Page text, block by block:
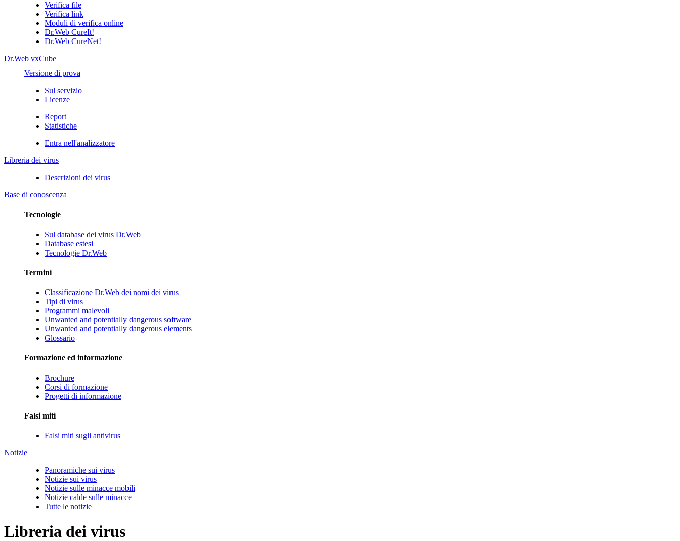
Verifica file
Verifica link
Moduli di verifica online
Dr.Web CureIt!
Dr.Web CureNet!
Dr.Web vxCube
Versione di prova
Sul servizio
Licenze
Report
Statistiche
Entra nell'analizzatore
Libreria dei virus
Descrizioni dei virus
Base di conoscenza
Tecnologie
Sul database dei virus Dr.Web
Database estesi
Tecnologie Dr.Web
Termini
Classificazione Dr.Web dei nomi dei virus
Tipi di virus
Programmi malevoli
Unwanted and potentially dangerous software
Unwanted and potentially dangerous elements
Glossario
Formazione ed informazione
Brochure
Corsi di formazione
Progetti di informazione
Falsi miti
Falsi miti sugli antivirus
Notizie
Panoramiche sui virus
Notizie sui virus
Notizie sulle minacce mobili
Notizie calde sulle minacce
Tutte le notizie
Libreria dei virus